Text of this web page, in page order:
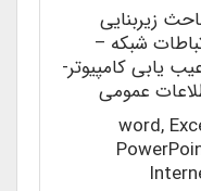
زیربنایی
شبکه –
یابی کامپیوتر-
عمومی
word,